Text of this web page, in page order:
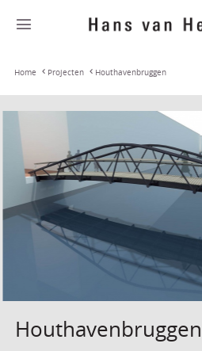
Home Projecten Houthavenbruggen
Houthavenbruggen